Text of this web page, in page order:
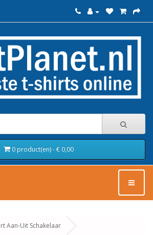
0 product(en) - € 0,00
Aan-Uit Schakelaar